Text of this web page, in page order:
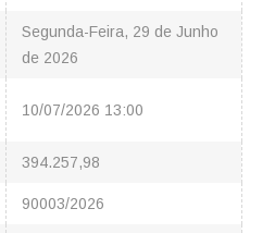
Segunda-Feira, 29 de Junho
de 2026
10/07/2026 13:00
394.257,98
90003/2026